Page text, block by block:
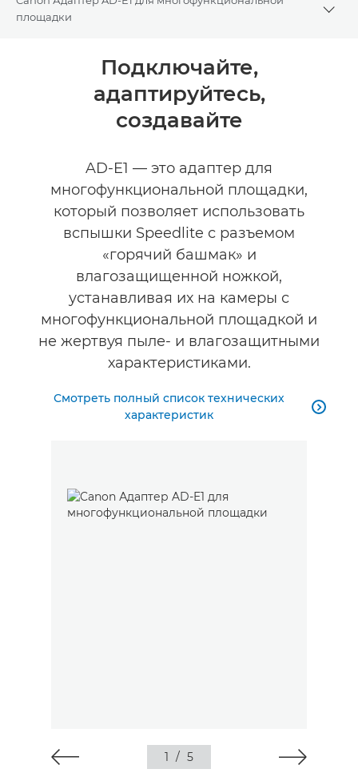
площадки
Общая информация
Технические характеристики
Подключайте,
адаптируйтесь,
создавайте
AD-E1 — это адаптер для
многофункциональной площадки,
который позволяет использовать
вспышки Speedlite с разъемом
«горячий башмак» и
влагозащищенной ножкой,
устанавливая их на камеры с
многофункциональной площадкой и
не жертвуя пыле- и влагозащитными
характеристиками.
Смотреть полный список технических
характеристик

1 / 5